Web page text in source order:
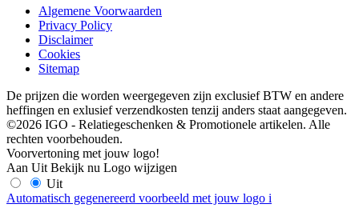
Algemene Voorwaarden
Privacy Policy
Disclaimer
Cookies
Sitemap
De prijzen die worden weergegeven zijn exclusief BTW en andere
heffingen en exlusief verzendkosten tenzij anders staat aangegeven.
©2026 IGO - Relatiegeschenken & Promotionele artikelen. Alle
rechten voorbehouden.
Voorvertoning met jouw logo!
Aan Uit Bekijk nu Logo wijzigen
Uit
Automatisch gegenereerd voorbeeld met jouw logo i